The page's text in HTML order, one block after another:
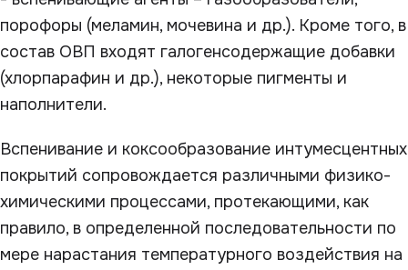
порофоры (меламин, мочевина и др.). Кроме того, в
состав ОВП входят галогенсодержащие добавки
(хлорпарафин и др.), некоторые пигменты и
наполнители.
Вспенивание и коксообразование интумесцентных
покрытий сопровождается различными физико-
химическими процессами, протекающими, как
правило, в определенной последовательности по
мере нарастания температурного воздействия на